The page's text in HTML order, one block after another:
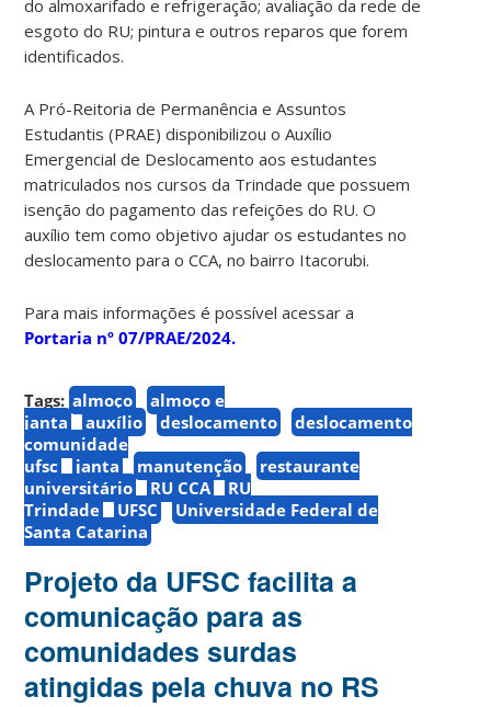
do almoxarifado e refrigeração; avaliação da rede de
esgoto do RU; pintura e outros reparos que forem
identificados.
A Pró-Reitoria de Permanência e Assuntos
Estudantis (PRAE) disponibilizou o Auxílio
Emergencial de Deslocamento aos estudantes
matriculados nos cursos da Trindade que possuem
isenção do pagamento das refeições do RU. O
auxílio tem como objetivo ajudar os estudantes no
deslocamento para o CCA, no bairro Itacorubi.
Para mais informações é possível acessar a
Portaria nº 07/PRAE/2024.
Tags: almoço
almoço e
janta
auxílio deslocamento
deslocamento
comunidade
ufsc
janta manutenção
restaurante
universitário
RU CCA
RU
Trindade
UFSC
Universidade Federal de
Santa Catarina
Projeto da UFSC facilita a
comunicação para as
comunidades surdas
atingidas pela chuva no RS